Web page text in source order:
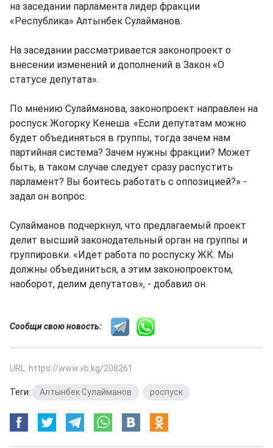
на заседании парламента лидер фракции
«Республика» Алтынбек Сулайманов.
На заседании рассматривается законопроект о
внесении изменений и дополнений в Закон «О
статусе депутата».
По мнению Сулайманова, законопроект направлен на
роспуск Жогорку Кенеша. «Если депутатам можно
будет объединяться в группы, тогда зачем нам
партийная система? Зачем нужны фракции? Может
быть, в таком случае следует сразу распустить
парламент? Вы боитесь работать с оппозицией?» -
задал он вопрос.
Сулайманов подчеркнул, что предлагаемый проект
делит высший законодательный орган на группы и
группировки. «Идет работа по роспуску ЖК. Мы
должны объединиться, а этим законопроектом,
наоборот, делим депутатов», - добавил он.
Сообщи свою новость:
URL: https://www.vb.kg/208261
Теги: Алтынбек Сулайманов роспуск